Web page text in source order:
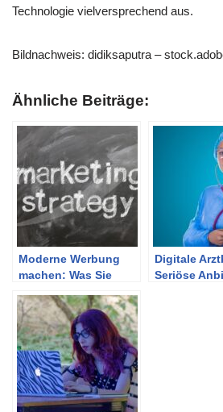
Technologie vielversprechend aus.
Bildnachweis: didiksaputra–
Ähnliche Beiträge:
Moderne Werbung
machen: Was Sie
Digitale
Seriöse